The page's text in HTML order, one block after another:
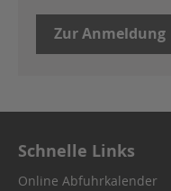
Zur Anmeldung
Schnelle Links
Online Abfuhrkalender